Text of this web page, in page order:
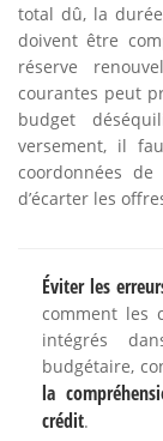
total dû, la
doivent être
réserve
courantes peut
budget
versement, il
coordonnées
d’écarter les
Éviter les
comment les
intégrés
budgétaire,
la
crédit.